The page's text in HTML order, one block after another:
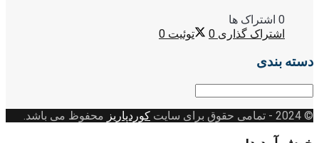
0 اشتراک ها
اشتراک گذاری 0 توئیت 0
دسته بندی
دسته
© 2024
- تمامی حقوق برای سایت کوردپاریز محفوظ می باشد.